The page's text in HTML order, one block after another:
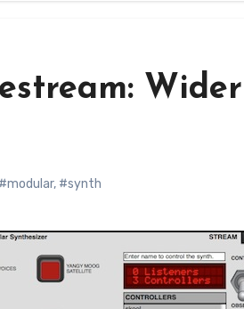
#modular, #synth